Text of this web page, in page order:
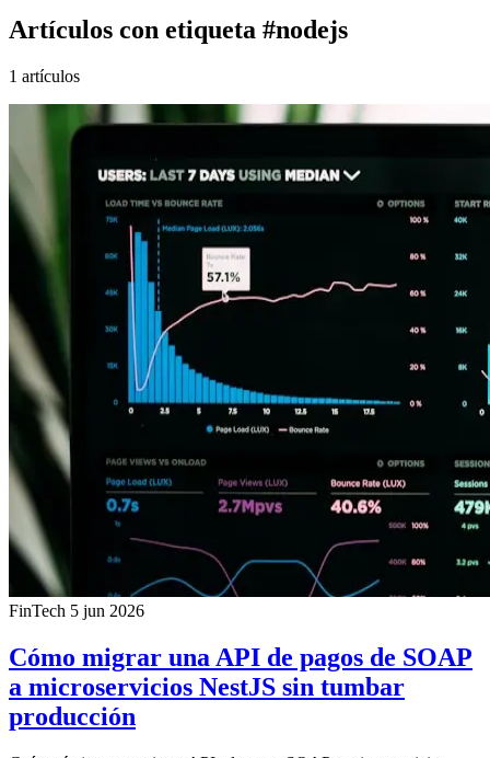
Artículos con etiqueta #nodejs
1 artículos
FinTech 5 jun 2026
Cómo migrar una API de pagos de SOAP
a microservicios NestJS sin tumbar
producción